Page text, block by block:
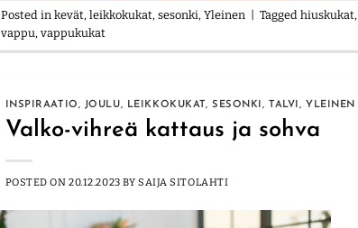
Posted in kevät, leikkokukat, sesonki, Yleinen Tagged hiuskukat,
vappu, vappukukat
INSPIRAATIO, JOULU, LEIKKOKUKAT ,SESONKI , TALVI , YLEINEN
Valko-vihreä kattaus ja sohva
POSTED ON20.12.2023 BY SAIJA SITOLAHTI